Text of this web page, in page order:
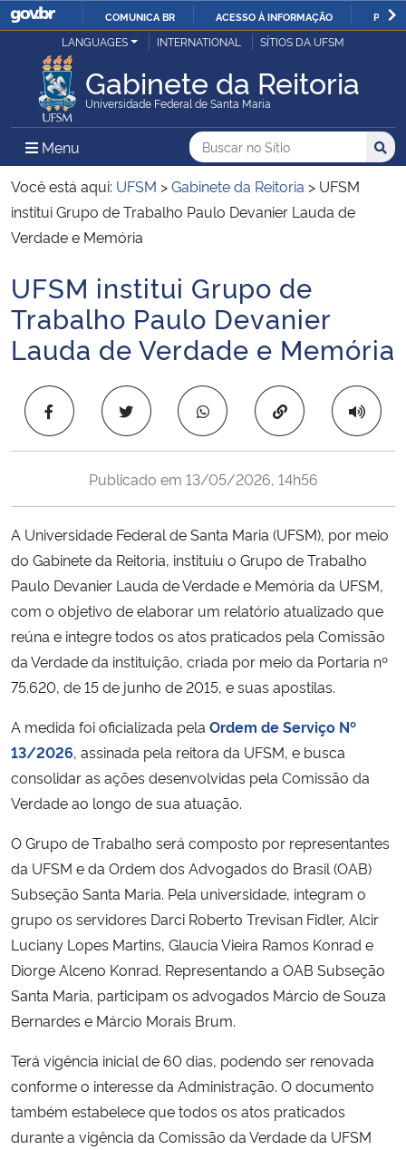
IR
O
COMUNICA BR ACESSO À INFORMAÇÃO
Ministério da Justiça e Segurança Pública
Ministério da Defesa
Ministério das Relações Exteriores
Ministério da Economia
Ministério da Infraestrutura
Ministério da Agricultura, Pecuária e Abastecimento
Ministério da Cidadania
Ministério da Ciência, Tecnologia, Inovações e Comunicações
Ministério do Meio Ambiente
Ministério do Turismo
Controladoria-Geral da União
Ministério da Mulher, da Família e dos Direitos Humanos
Secretaria-Geral
Secretaria de Governo
Gabinete de Segurança Institucional
Advocacia-Geral da União
Planalto
LANGUAGES INTERNATIONAL SÍTIOS DA UFSM
Gabinete da Reitoria
Universidade Federal de Santa Maria
Menu Menu Principal do Sítio
Busca
Buscar no no Sítio
Busca:
Você está aqui: UFSM >Gabinete da Reitoria > UFSM
institui Grupo de Trabalho Paulo Devanier Lauda de
Verdade e Memória
Início do conteúdo
UFSM institui Grupo de
Trabalho Paulo Devanier
Lauda de Verdade e Memória
Copiar para área
Publicado em 13/05/2026, 14h56
A Universidade Federal de Santa Maria (UFSM), por meio
do Gabinete da Reitoria, instituiu o Grupo de Trabalho
Paulo Devanier Lauda de Verdade e Memória da UFSM,
com o objetivo de elaborar um relatório atualizado que
reúna e integre todos os atos praticados pela Comissão
da Verdade da instituição, criada por meio da Portaria nº
75.620, de 15 de junho de 2015, e suas apostilas.
A medida foi oficializada pela Ordem de Serviço Nº
13/2026, assinada pela reitora da UFSM, e busca
consolidar as ações desenvolvidas pela Comissão da
Verdade ao longo de sua atuação.
O Grupo de Trabalho será composto por representantes
da UFSM e da Ordem dos Advogados do Brasil (OAB)
Subseção Santa Maria. Pela universidade, integram o
grupo os servidores Darci Roberto Trevisan Fidler, Alcir
Luciany Lopes Martins, Glaucia Vieira Ramos Konrad e
Diorge Alceno Konrad. Representando a OAB Subseção
Santa Maria, participam os advogados Márcio de Souza
Bernardes e Márcio Morais Brum.
Terá vigência inicial de 60 dias, podendo ser renovada
conforme o interesse da Administração. O documento
também estabelece que todos os atos praticados
durante a vigência da Comissão da Verdade da UFSM